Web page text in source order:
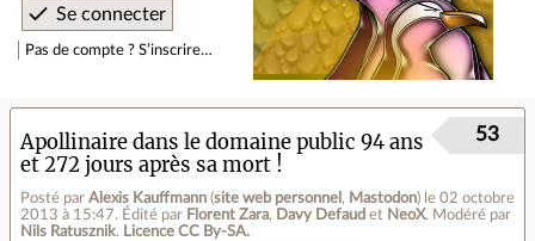
Pas de compte ? S’inscrire…
Apollinaire dans le domaine public 94 ans
et 272 jours après sa mort !
Posté par Alexis Kauffmann (site web personnel , Mastodon) le 02 octobre
2013 à 15:47. Édité par Florent Zara, Davy Defaud et NeoX. Modéré par
Nils Ratusznik. Licence CC By‑SA.
53